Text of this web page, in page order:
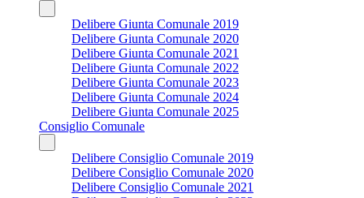
Delibere Giunta Comunale 2019
Delibere Giunta Comunale 2020
Delibere Giunta Comunale 2021
Delibere Giunta Comunale 2022
Delibere Giunta Comunale 2023
Delibere Giunta Comunale 2024
Delibere Giunta Comunale 2025
Consiglio Comunale
Delibere Consiglio Comunale 2019
Delibere Consiglio Comunale 2020
Delibere Consiglio Comunale 2021